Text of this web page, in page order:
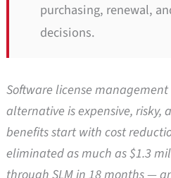
purchasing, renewal,
decisions.
Software license management
alternative is expensive, risky,
benefits start with cost
eliminated as much as $1.3